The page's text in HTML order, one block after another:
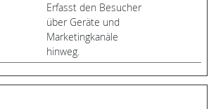
Erfasst den Besucher
über Geräte und
Marketingkanäle
hinweg.